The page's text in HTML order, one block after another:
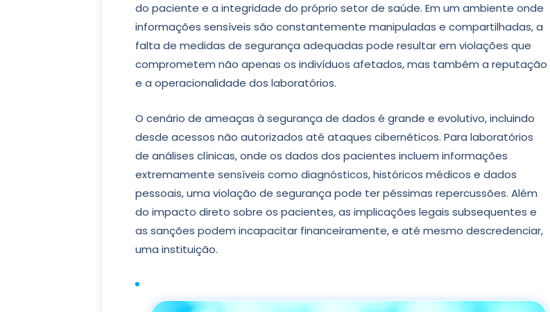
do paciente e a integridade do próprio setor de saúde. Em um ambiente onde
informações sensíveis são constantemente manipuladas e compartilhadas, a
falta de medidas de segurança adequadas pode resultar em violações que
comprometem não apenas os indivíduos afetados, mas também a reputação
e a operacionalidade dos laboratórios.
O cenário de ameaças à segurança de dados é grande e evolutivo, incluindo
desde acessos não autorizados até ataques cibernéticos. Para laboratórios
de análises clínicas, onde os dados dos pacientes incluem informações
extremamente sensíveis como diagnósticos, históricos médicos e dados
pessoais, uma violação de segurança pode ter péssimas repercussões. Além
do impacto direto sobre os pacientes, as implicações legais subsequentes e
as sanções podem incapacitar financeiramente, e até mesmo descredenciar,
uma instituição.